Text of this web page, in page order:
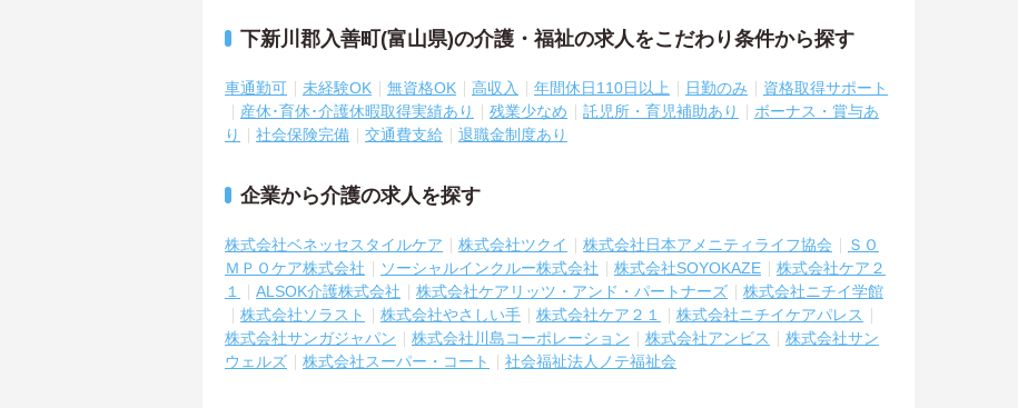
下新川郡入善町(富山県)の介護・福祉の求人をこだわり条件から探す
車通勤可 未経験OK 無資格OK 高収入 年間休日110日以上 日勤のみ
資格取得サポート
産休･育休･介護休暇取得実績あり
残業少なめ 託児所・育児補助あり
ボーナス・賞与あ
り
社会保険完備 交通費支給 退職金制度あり
企業から介護の求人を探す
株式会社ベネッセスタイルケア 株式会社ツクイ 株式会社日本アメニティライフ協会
ＳＯ
ＭＰＯケア株式会社
ソーシャルインクルー株式会社 株式会社SOYOKAZE
株式会社ケア２
１
ALSOK介護株式会社 株式会社ケアリッツ・アンド・パートナーズ
株式会社ニチイ学館
株式会社ソラスト
株式会社やさしい手 株式会社ケア２１
株式会社ニチイケアパレス
株式会社サンガジャパン
株式会社川島コーポレーション 株式会社アンビス
株式会社サン
ウェルズ
株式会社スーパー・コート 社会福祉法人ノテ福祉会